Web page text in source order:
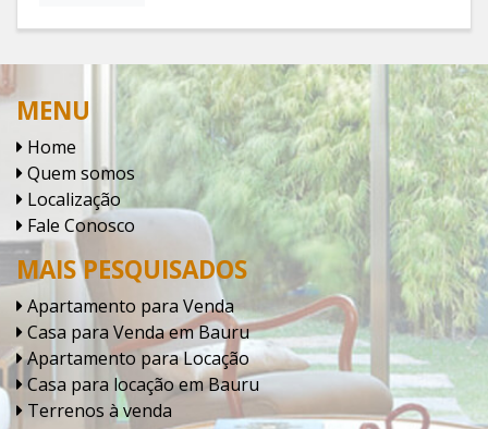
MENU
Home
Quem somos
Localização
Fale Conosco
MAIS PESQUISADOS
Apartamento para Venda
Casa para Venda em Bauru
Apartamento para Locação
Casa para locação em Bauru
Terrenos à venda